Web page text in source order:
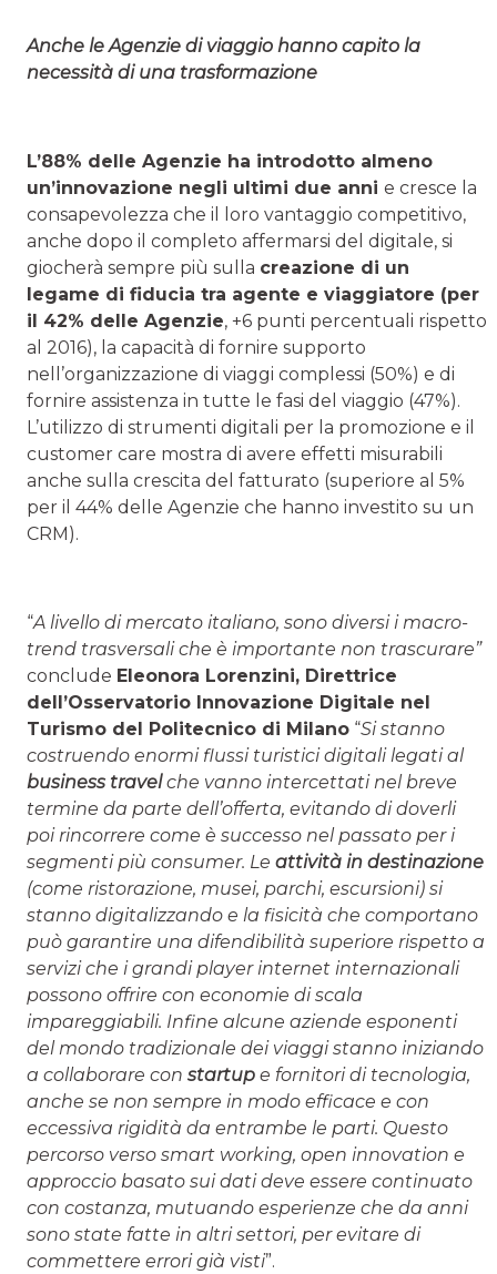
Anche le Agenzie di viaggio hanno capito la
necessità di una trasformazione
L’88% delle Agenzie ha introdotto almeno
un’innovazione negli ultimi due anni e cresce la
consapevolezza che il loro vantaggio competitivo,
anche dopo il completo affermarsi del digitale, si
giocherà sempre più sulla creazione di un
legame di fiducia tra agente e viaggiatore (per
il 42% delle Agenzie, +6 punti percentuali rispetto
al 2016), la capacità di fornire supporto
nell’organizzazione di viaggi complessi (50%) e di
fornire assistenza in tutte le fasi del viaggio (47%).
L’utilizzo di strumenti digitali per la promozione e il
customer care mostra di avere effetti misurabili
anche sulla crescita del fatturato (superiore al 5%
per il 44% delle Agenzie che hanno investito su un
CRM).
“A livello di mercato italiano, sono diversi i macro-
trend trasversali che è importante non trascurare”
conclude Eleonora Lorenzini, Direttrice
dell’Osservatorio Innovazione Digitale nel
Turismo del Politecnico di Milano “Si stanno
costruendo enormi flussi turistici digitali legati al
business travelche vanno intercettati nel breve
termine da parte dell’offerta, evitando di doverli
poi rincorrere come è successo nel passato per i
segmenti più consumer. Le attività in destinazione
(come ristorazione, musei, parchi, escursioni) si
stanno digitalizzando e la fisicità che comportano
può garantire una difendibilità superiore rispetto a
servizi che i grandi player internet internazionali
possono offrire con economie di scala
impareggiabili. Infine alcune aziende esponenti
del mondo tradizionale dei viaggi stanno iniziando
a collaborare con startup e fornitori di tecnologia,
anche se non sempre in modo efficace e con
eccessiva rigidità da entrambe le parti. Questo
percorso verso smart working, open innovation e
approccio basato sui dati deve essere continuato
con costanza, mutuando esperienze che da anni
sono state fatte in altri settori, per evitare di
commettere errori già visti”.